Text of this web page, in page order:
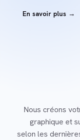
En savoir plus →
Nous créons
graphique et
selon les